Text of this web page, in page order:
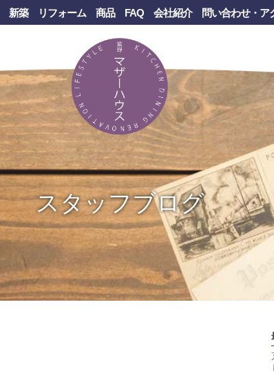
新築 リフォーム 商品 FAQ 会社紹介 問い合わせ・ア
スタッフブログ